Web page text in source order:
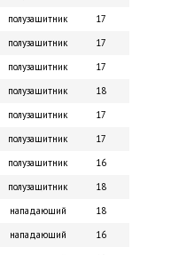
полузащитник 17
полузащитник 17
полузащитник 17
полузащитник 18
полузащитник 17
полузащитник 17
полузащитник 16
полузащитник 18
нападающий 18
нападающий 16